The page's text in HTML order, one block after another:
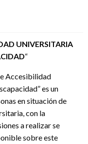
UNIVERSITARIA
“
Accesibilidad
es un
en situación de
con la
a realizar se
sobre este